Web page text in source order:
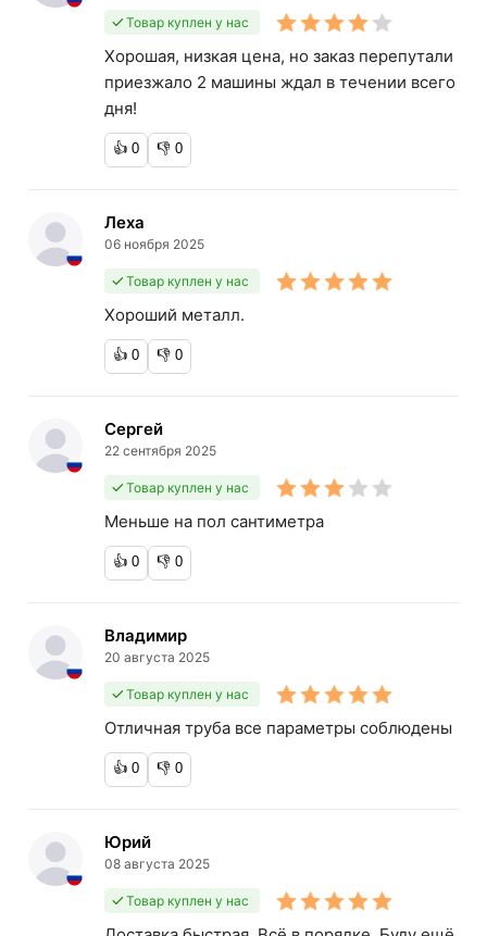
Товар куплен у нас
Хорошая, низкая цена, но заказ перепутали
приезжало 2 машины ждал в течении всего
дня!
👍 0 👎 0
Леха
06 ноября 2025
Товар куплен у нас
Хороший металл.
👍 0 👎 0
Сергей
22 сентября 2025
Товар куплен у нас
Меньше на пол сантиметра
👍 0 👎 0
Владимир
20 августа 2025
Товар куплен у нас
Отличная труба все параметры соблюдены
👍 0 👎 0
Юрий
08 августа 2025
Товар куплен у нас